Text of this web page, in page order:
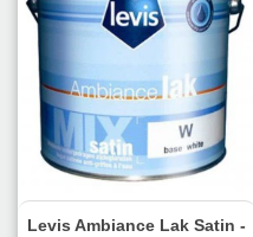
Levis Ambiance Lak Satin -